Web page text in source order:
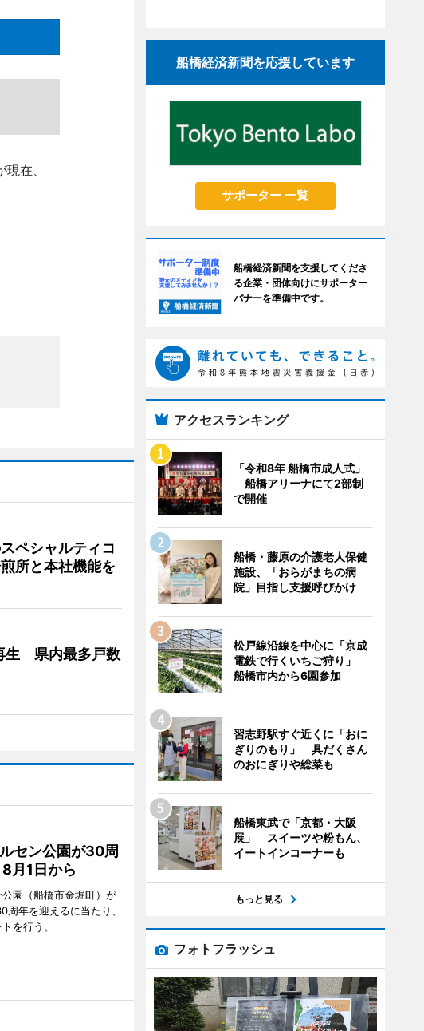
在、
ペシャルティコ
所と本社機能を
生 県内最多戸数
セン公園が30周
月1日から
園（船橋市金堀町）が
年を迎えるに当たり、
を行う。
船橋経済新聞を応援しています
サポーター 一覧
船橋経済新聞を支援してくださ
る企業・団体向けにサポーター
バナーを準備中です。
アクセスランキング
「令和8年 船橋市成人式」
船橋アリーナにて2部制
で開催
船橋・藤原の介護老人保健
施設、「おらがまちの病
院」目指し支援呼びかけ
松戸線沿線を中心に「京成
電鉄で行くいちご狩り」
船橋市内から6園参加
習志野駅すぐ近くに「おに
ぎりのもり」 具だくさん
のおにぎりや総菜も
船橋東武で「京都・大阪
展」 スイーツや粉もん、
イートインコーナーも
もっと見る
フォトフラッシュ